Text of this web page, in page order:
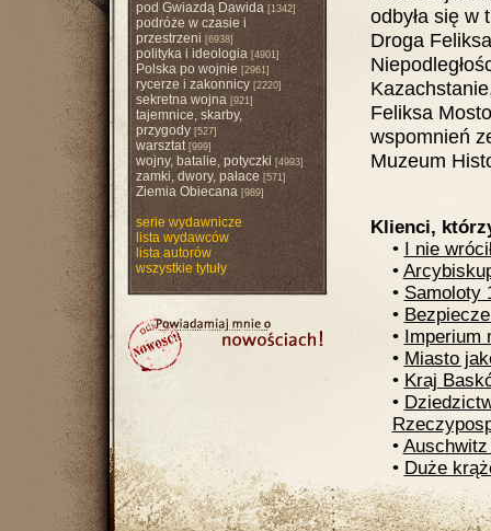
pod Gwiazdą Dawida[1342]
podróże w czasie i
przestrzeni [6938]
polityka i ideologia[4901]
Polska po wojnie [2961]
rycerze i zakonnicy[2220]
sekretna wojna[921]
tajemnice, skarby,
przygody[527]
warsztat[999]
wojny, batalie, potyczki [4993]
zamki, dwory, pałace [571]
Ziemia Obiecana[989]
serie wydawnicze
lista wydawców
lista autorów
wszystkie tytuły
odbyła się w
Droga
Feliksa
wspomnień
Muzeum
Klienci,
• I nie
•
• Samoloty
•
• Imperium
• Miasto
• Kraj
•
•
• Duże